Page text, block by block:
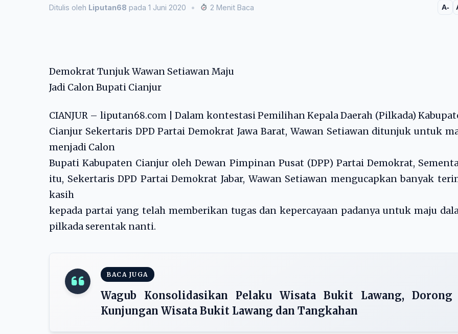
Ditulis oleh Liputan68 pada 1 Juni 2020 • 2 Menit Baca A-
Demokrat Tunjuk Wawan Setiawan Maju
Jadi Calon Bupati Cianjur
CIANJUR – liputan68.com | Dalam kontestasi Pemilihan Kepala Daerah (Pilkada)
Cianjur Sekertaris DPD Partai Demokrat Jawa Barat, Wawan Setiawan ditunjuk untuk
menjadi Calon
Bupati Kabupaten Cianjur oleh Dewan Pimpinan Pusat (DPP) Partai Demokrat,
itu, Sekertaris DPD Partai Demokrat Jabar, Wawan Setiawan mengucapkan banyak
kasih
kepada partai yang telah memberikan tugas dan kepercayaan padanya untuk maju
pilkada serentak nanti.
BACA JUGA
Wagub Konsolidasikan Pelaku Wisata Bukit Lawang, Dorong
Kunjungan Wisata Bukit Lawang dan Tangkahan